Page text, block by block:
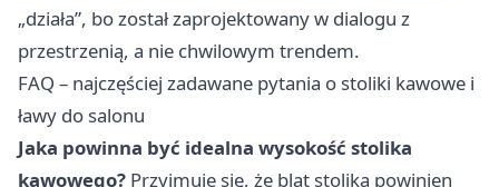
„działa”, bo został zaprojektowany w dialogu z
przestrzenią, a nie chwilowym trendem.
FAQ – najczęściej zadawane pytania o stoliki kawowe i
ławy do salonu
Jaka powinna być idealna wysokość stolika
kawowego? Przyjmuje się, że blat stolika powinien